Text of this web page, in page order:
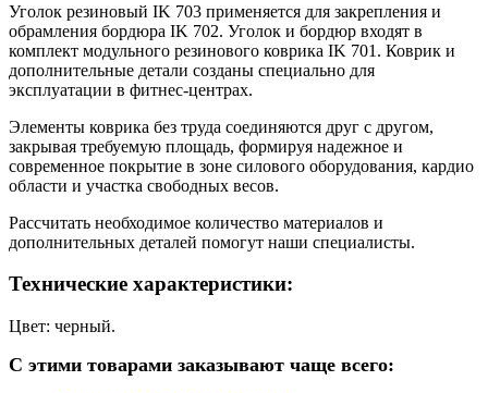
Уголок резиновый IK 703 применяется для закрепления и
обрамления бордюра IK 702. Уголок и бордюр входят в
комплект модульного резинового коврика IK 701. Коврик и
дополнительные детали созданы специально для
эксплуатации в фитнес-центрах.
Элементы коврика без труда соединяются друг с другом,
закрывая требуемую площадь, формируя надежное и
современное покрытие в зоне силового оборудования, кардио
области и участка свободных весов.
Рассчитать необходимое количество материалов и
дополнительных деталей помогут наши специалисты.
Технические характеристики:
Цвет: черный.
С этими товарами заказывают чаще всего: